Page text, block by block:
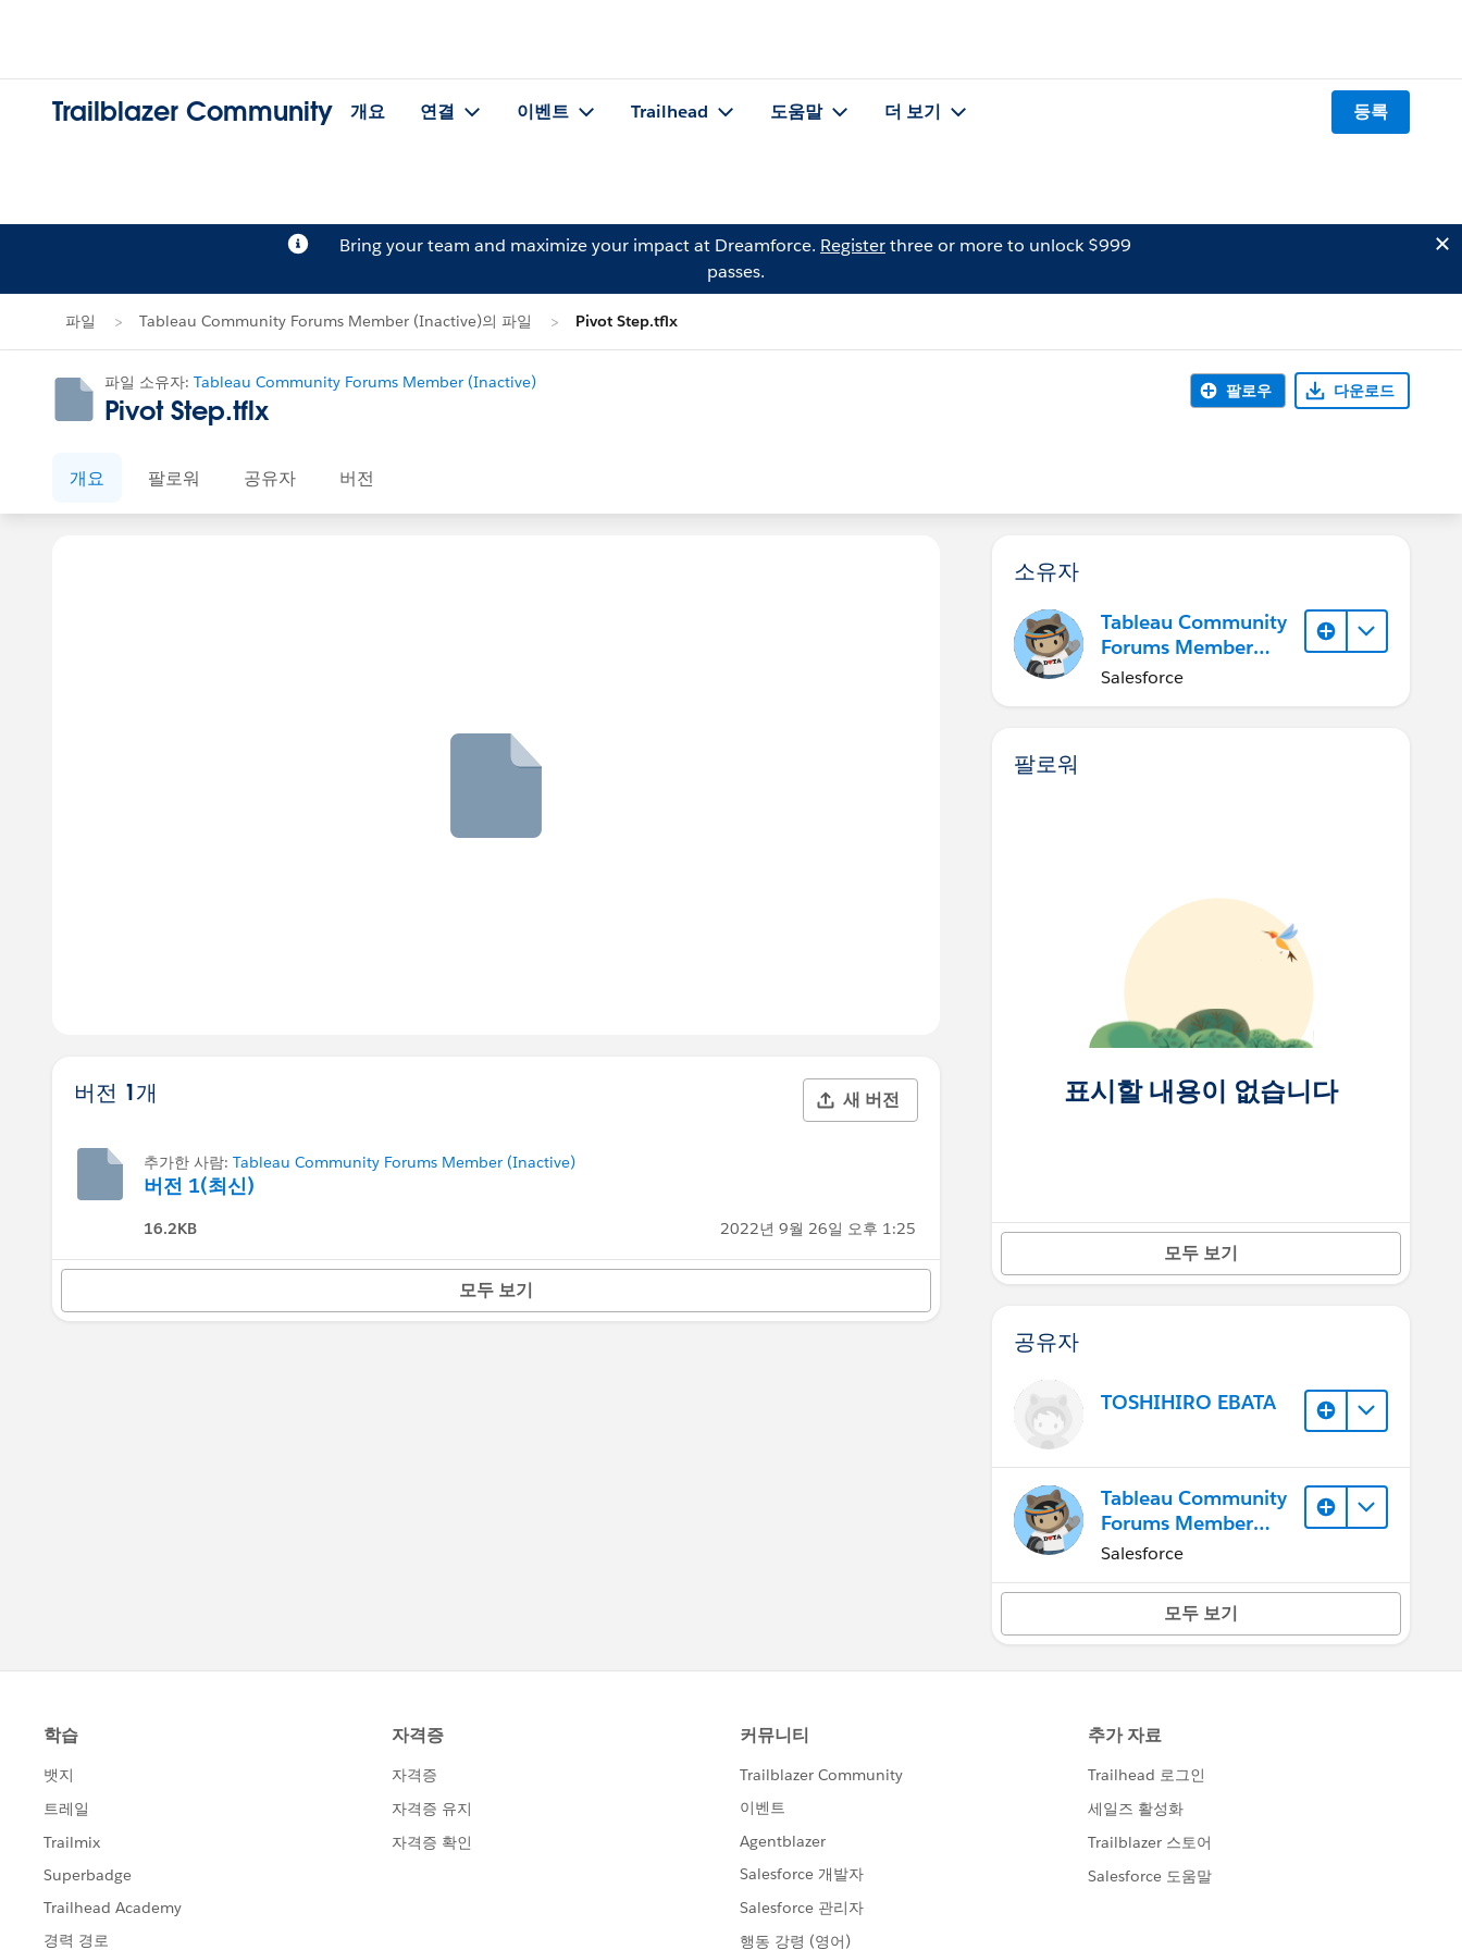
Trailblazer Community 개요 연결 이벤트 Trailhead 도움말 더 보기 등록
Bring your team and maximize your impact at Dreamforce. Registerthree or more to unlock $999
passes.
파일 Tableau Community Forums Member (Inactive)의 파일 Pivot Step.tflx
파일 소유자: Tableau Community Forums Member (Inactive)
Pivot Step.tflx
팔로우 다운로드
개요 팔로워 공유자 버전
버전 1개 새 버전
추가한 사람: Tableau Community Forums Member (Inactive)
버전 1(최신)
16.2KB 2022년 9월 26일 오후 1:25
모두 보기
소유자
Tableau Community
Forums Member
(Inactive)
Salesforce
팔로워
표시할 내용이 없습니다
모두 보기
공유자
TOSHIHIRO EBATA
Tableau Community
Forums Member
(Inactive)
Salesforce
모두 보기